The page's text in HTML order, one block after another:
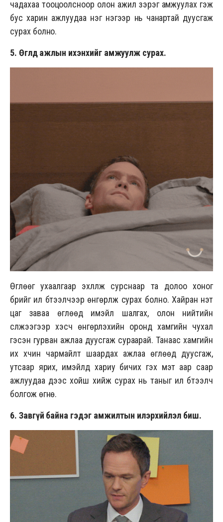
чадахаа тооцоолсноор олон ажил зэрэг амжуулах гэж
бус харин ажлуудаа нэг нэгээр нь чанартай дуусгаж
сурах болно.
5. Өглөөд ажлын ихэнхийг амжуулж сурах.
Өглөөг ухаалгаар эхлүүлж сурснаар та долоо хоног
бүрийг илүү бүтээлчээр өнгөрүүлж сурах болно. Хайран үнэт
цаг заваа өглөөд имэйл шалгах, олон нийтийн
сүлжээгээр хэсч өнгөрүүлэхийн оронд хамгийн чухал
гэсэн гурван ажлаа дуусгаж сураарай. Танаас хамгийн
их хүчин чармайлт шаардах ажлаа өглөөд дуусгаж,
утсаар ярих, имэйлд хариу бичих гэх мэт аар саар
ажлуудаа үдээс хойш хийж сурах нь таныг илүү бүтээлч
болгож өгнө.
6. Завгүй байна гэдэг амжилтын илэрхийлэл биш.